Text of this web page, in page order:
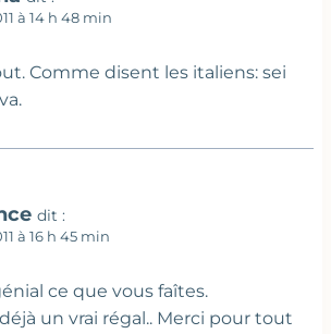
à 14 h 48 min
Comme disent les italiens: sei
dit :
à 16 h 45 min
ce que vous faîtes.
un vrai régal.. Merci pour tout